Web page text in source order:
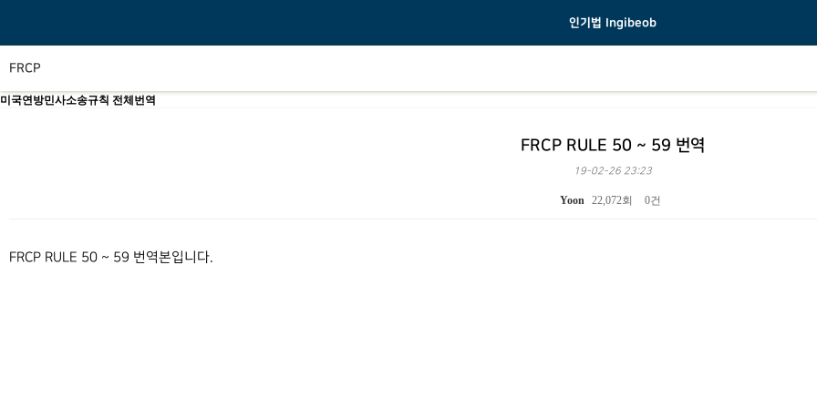
인기법 Ingibeob
FRCP
미국연방민사소송규칙 전체번역
FRCP RULE 50 ~ 59 번역
19-02-26 23:23
Yoon 22,072회 0건
FRCP RULE 50 ~ 59 번역본입니다.